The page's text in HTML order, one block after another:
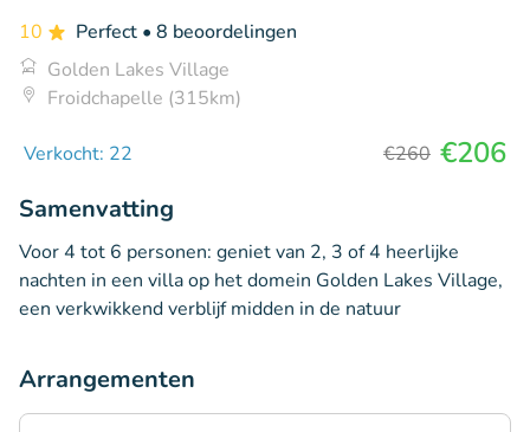
10 Perfect • 8 beoordelingen
Golden Lakes Village
Froidchapelle (315km)
Verkocht: 22 €260 €206
Samenvatting
Voor 4 tot 6 personen: geniet van 2, 3 of 4 heerlijke
nachten in een villa op het domein Golden Lakes Village,
een verkwikkend verblijf midden in de natuur
Arrangementen